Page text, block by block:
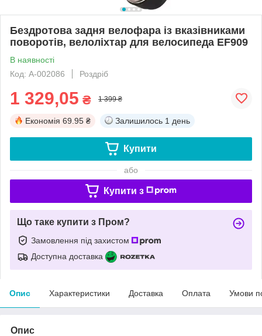
Бездротова задня велофара із вказівниками
поворотів, велоліхтар для велосипеда EF909
В наявності
Код: А-002086
Роздріб
1 329,05 ₴ 1 399 ₴
Економія 69.95 ₴ Залишилось 1 день
Купити
або
Купити з
Що таке купити з Пром?
Замовлення під захистом
Доступна доставка
Опис Характеристики Доставка Оплата Умови
Опис